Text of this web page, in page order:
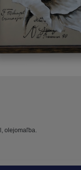
olejomaľba.